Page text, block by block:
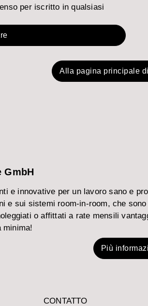
per iscritto in qualsiasi
Alla pagina principale
GmbH
e innovative per un lavoro sano e
e sui sistemi room-in-room, che
o affittati a rate mensili
minima!
Più
CONTATTO